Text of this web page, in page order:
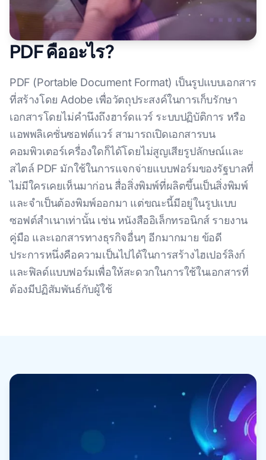
PDF คืออะไร?
PDF (Portable Document Format) เป็นรูปแบบเอกสาร
ที่สร้างโดย Adobe เพื่อวัตถุประสงค์ในการเก็บรักษา
เอกสารโดยไม่คำนึงถึงฮาร์ดแวร์ ระบบปฏิบัติการ หรือ
แอพพลิเคชั่นซอฟต์แวร์ สามารถเปิดเอกสารบน
คอมพิวเตอร์เครื่องใดก็ได้โดยไม่สูญเสียรูปลักษณ์และ
สไตล์ PDF มักใช้ในการแจกจ่ายแบบฟอร์มของรัฐบาลที่
ไม่มีใครเคยเห็นมาก่อน สื่อสิ่งพิมพ์ที่ผลิตขึ้นเป็นสิ่งพิมพ์
และจำเป็นต้องพิมพ์ออกมา แต่ขณะนี้มีอยู่ในรูปแบบ
ซอฟต์สำเนาเท่านั้น เช่น หนังสืออิเล็กทรอนิกส์ รายงาน
คู่มือ และเอกสารทางธุรกิจอื่นๆ อีกมากมาย ข้อดี
ประการหนึ่งคือความเป็นไปได้ในการสร้างไฮเปอร์ลิงก์
และฟิลด์แบบฟอร์มเพื่อให้สะดวกในการใช้ในเอกสารที่
ต้องมีปฏิสัมพันธ์กับผู้ใช้